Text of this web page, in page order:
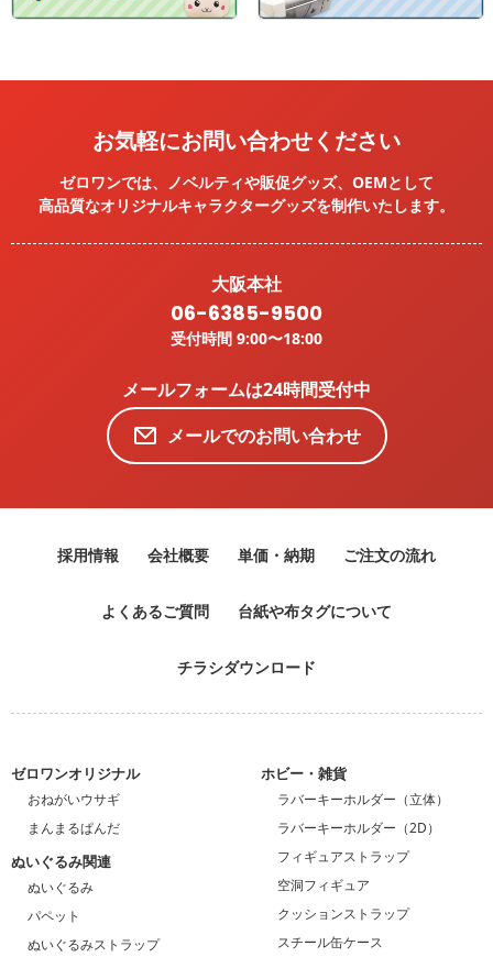
お気軽にお問い合わせください
ゼロワンでは、ノベルティや販促グッズ、OEMとして
高品質なオリジナルキャラクターグッズを制作いたします。
大阪本社
06-6385-9500
受付時間 9:00〜18:00
メールフォームは24時間受付中
メールでのお問い合わせ
採用情報 会社概要 単価・納期 ご注文の流れ
よくあるご質問 台紙や布タグについて
チラシダウンロード
ゼロワンオリジナル
おねがいウサギ
まんまるぱんだ
ぬいぐるみ関連
ぬいぐるみ
パペット
ぬいぐるみストラップ
ホビー・雑貨
ラバーキーホルダー（立体）
ラバーキーホルダー（2D）
フィギュアストラップ
空洞フィギュア
クッションストラップ
スチール缶ケース